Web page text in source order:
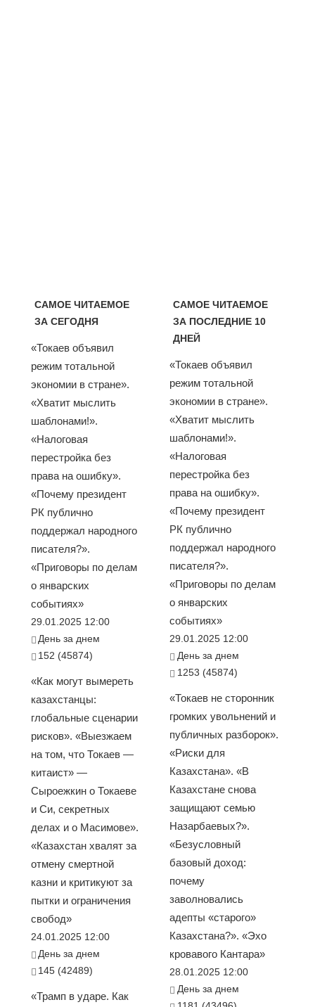
САМОЕ ЧИТАЕМОЕ
ЗА СЕГОДНЯ
«Токаев объявил
режим тотальной
экономии в стране».
«Хватит мыслить
шаблонами!».
«Налоговая
перестройка без
права на ошибку».
«Почему президент
РК публично
поддержал народного
писателя?».
«Приговоры по делам
о январских
событиях»
29.01.2025 12:00
День за днем
152 (45874)
«Как могут вымереть
казахстанцы:
глобальные сценарии
рисков». «Выезжаем
на том, что Токаев —
китаист» —
Сыроежкин о Токаеве
и Си, секретных
делах и о Масимове».
«Казахстан хвалят за
отмену смертной
казни и критикуют за
пытки и ограничения
свобод»
24.01.2025 12:00
День за днем
145 (42489)
«Трамп в ударе. Как
САМОЕ ЧИТАЕМОЕ
ЗА ПОСЛЕДНИЕ 10
ДНЕЙ
«Токаев объявил
режим тотальной
экономии в стране».
«Хватит мыслить
шаблонами!».
«Налоговая
перестройка без
права на ошибку».
«Почему президент
РК публично
поддержал народного
писателя?».
«Приговоры по делам
о январских
событиях»
29.01.2025 12:00
День за днем
1253 (45874)
«Токаев не сторонник
громких увольнений и
публичных разборок».
«Риски для
Казахстана». «В
Казахстане снова
защищают семью
Назарбаевых?».
«Безусловный
базовый доход:
почему
заволновались
адепты «старого»
Казахстана?». «Эхо
кровавого Кантара»
28.01.2025 12:00
День за днем